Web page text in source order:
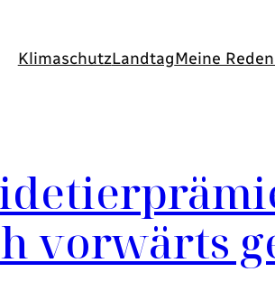
KlimaschutzLandtagMeine
vorwärts